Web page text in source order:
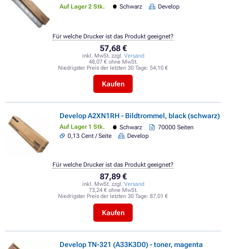
Auf Lager 2 Stk. Schwarz Develop
57,68 €
inkl. MwSt. zzgl. Versand
48,07 € ohne MwSt.
Niedrigster Preis der letzten 30 Tage: 54,10 €
Kaufen
Für welche Drucker ist das Produkt geeignet?
Develop A2XN1RH - Bildtrommel, black (schwarz)
Auf Lager 1 Stk. Schwarz
70000 Seiten
0,13 Cent / Seite
Develop
87,89 €
inkl. MwSt. zzgl. Versand
73,24 € ohne MwSt.
Niedrigster Preis der letzten 30 Tage: 87,01 €
Kaufen
Für welche Drucker ist das Produkt geeignet?
Develop TN-321 (A33K3D0) - toner, magenta